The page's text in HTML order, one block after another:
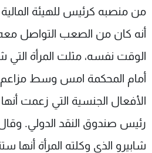
من منصبه كرئيس للهيئة المالية
أنه كان من الصعب التواصل
الوقت نفسه، مثلت المرأة
أمام المحكمة امس وسط مزاعم
الأفعال الجنسية التي زعمت
رئيس صندوق النقد الدولي.
شابيرو الذي وكلته المرأة أنها